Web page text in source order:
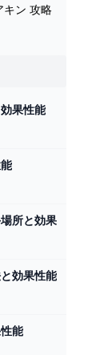
ン 攻略
果性能
所と効果
効果性能
能